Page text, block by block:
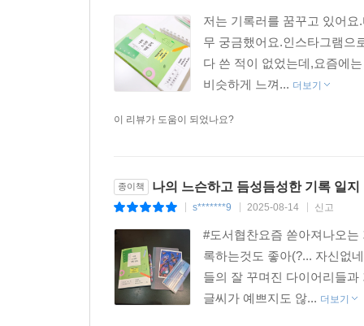
저는 기록러를 꿈꾸고 있어
무 궁금했어요.인스타그램으
다 쓴 적이 없었는데,요즘에
비슷하게 느껴... 더보기
이 리뷰가 도움이 되었나요?
종이책 나의 느슨하고 듬성듬성한 기록 일지
s*******9 2025-08-14 신고
#도서협찬요즘 쏟아져나오
록하는것도 좋아(?... 자신없
들의 잘 꾸며진 다이어리들
글씨가 예쁘지도 않... 더보기